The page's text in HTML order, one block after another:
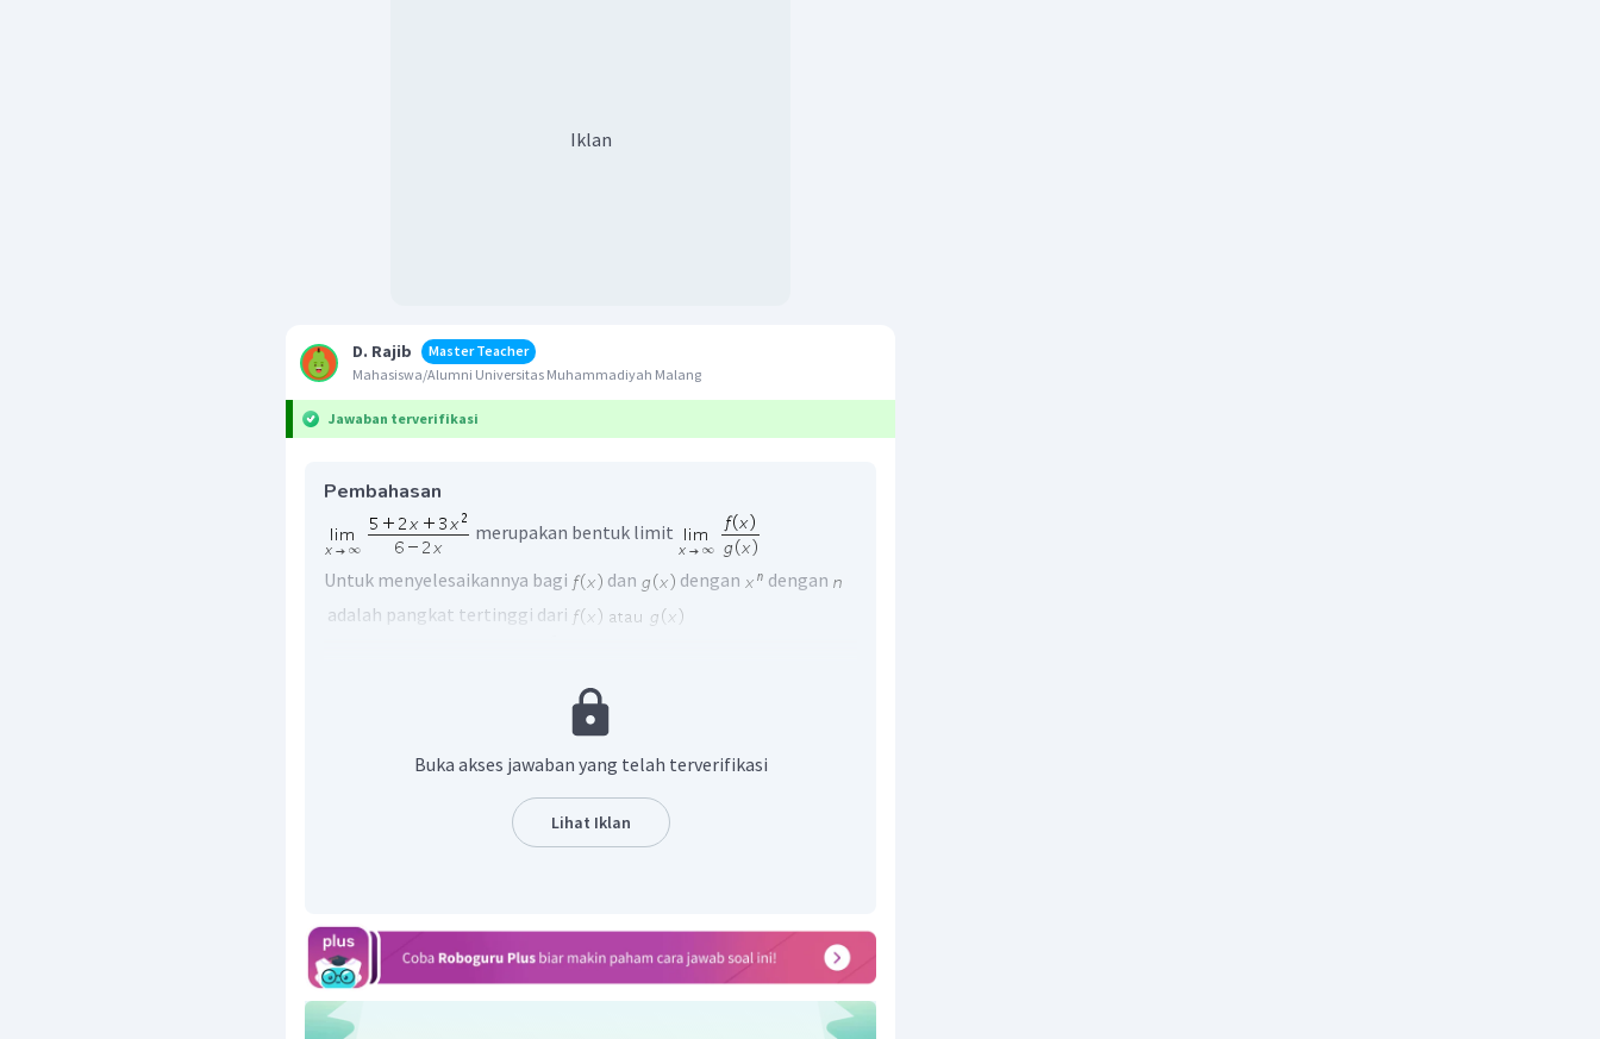
Iklan
D. Rajib
Master Teacher
Mahasiswa/Alumni Universitas Muhammadiyah Malang
Jawaban terverifikasi
Pembahasan
merupakan bentuk limit
Untuk menyelesaikannya bagi
dan dengan
dengan
adalah pangkat tertinggi dari
dengan pangkat tertinggi adalah
Buka akses jawaban yang telah terverifikasi
Lihat Iklan